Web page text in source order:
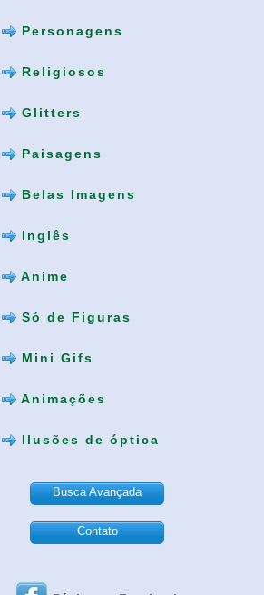
Personagens
Religiosos
Glitters
Paisagens
Belas Imagens
Inglês
Anime
Só de Figuras
Mini Gifs
Animações
Ilusões de óptica
Busca Avançada
Contato